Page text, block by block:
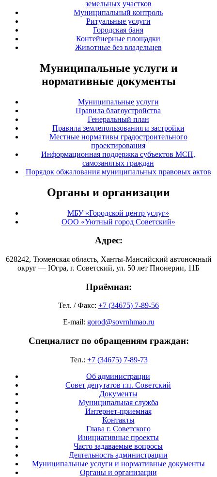
земельных участков
Муниципальный контроль
Ритуальные услуги
Городская баня
Контейнерные площадки
Животные без владельцев
Муниципальные услуги и
нормативные документы
Муниципальные услуги
Правила благоустройства
Генеральный план
Правила землепользования и застройки
Местные нормативы градостроительного
проектирования
Информационная поддержка субъектов МСП,
самозанятых граждан
Порядок обжалования муниципальных правовых актов
Органы и организации
МБУ «Городской центр услуг»
ООО «Уютный город Советский»
Адрес:
628242, Тюменская область, Ханты-Мансийский автономный
округ — Югра, г. Советский, ул. 50 лет Пионерии, 11Б
Приёмная:
Тел. / Факс: +7 (34675) 7-89-56
E-mail: gorod@sovrnhmao.ru
Специалист по обращениям граждан:
Тел.: +7 (34675) 7-89-73
Об администрации
Совет депутатов г.п. Советский
Документы
Муниципальная служба
Интернет-приемная
Контакты
Глава г. Советского
Инициативные проекты
Часто задаваемые вопросы
Деятельность администрации
Муниципальные услуги и нормативные документы
Органы и организации